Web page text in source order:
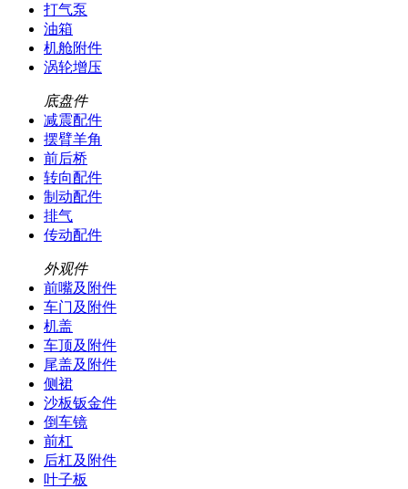
打气泵
油箱
机舱附件
涡轮增压
底盘件
减震配件
摆臂羊角
前后桥
转向配件
制动配件
排气
传动配件
外观件
前嘴及附件
车门及附件
机盖
车顶及附件
尾盖及附件
侧裙
沙板钣金件
倒车镜
前杠
后杠及附件
叶子板